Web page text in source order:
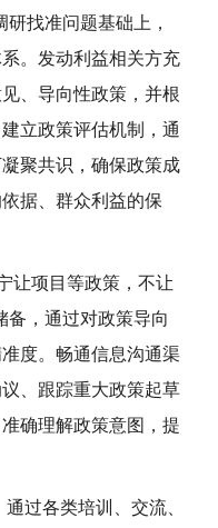
找准问题基础上，
。发动利益相关方充
、导向性政策，并根
立政策评估机制，通
聚共识，确保政策成
据、群众利益的保
让项目等政策，不让
备，通过对政策导向
度。畅通信息沟通渠
、跟踪重大政策起草
确理解政策意图，提
过各类培训、交流、